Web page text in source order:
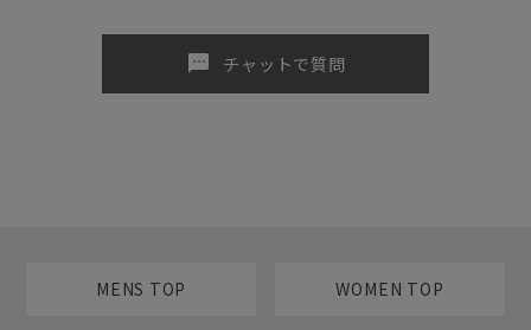
sms チャットで質問
MENS TOP WOMEN TOP